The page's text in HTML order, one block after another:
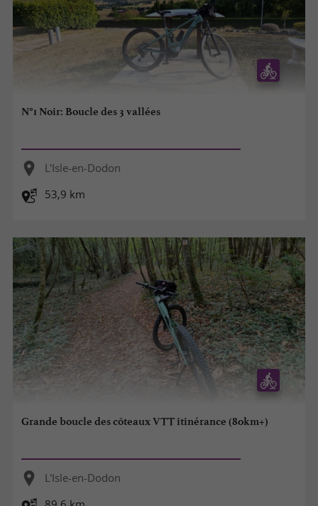
N°1 Noir: Boucle des 3 vallées
L'Isle-en-Dodon
53,9 km
Grande boucle des côteaux VTT itinérance (80km+)
L'Isle-en-Dodon